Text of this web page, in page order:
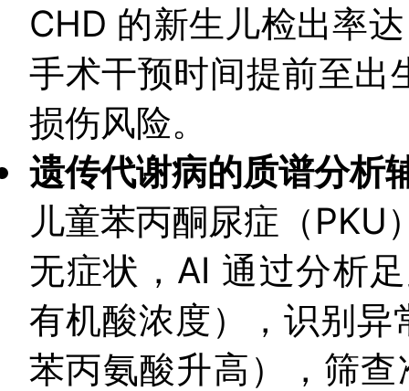
CHD 的新生儿检出率
手术干预时间提前至出
损伤风险。
遗传代谢病的质谱分析
儿童苯丙酮尿症（PKU
无症状，AI 通过分析
有机酸浓度），识别
苯丙氨酸升高），筛